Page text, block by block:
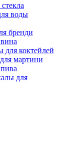
воды
бренди
для коктейлей
мартини
для